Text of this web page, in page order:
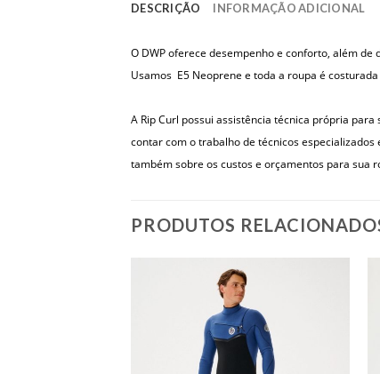
DESCRIÇÃO INFORMAÇÃO ADICIONAL
O DWP oferece desempenho e conforto, além
Usamos E5 Neoprene e toda a roupa é
A Rip Curl possui assistência técnica própria
contar com o trabalho de técnicos
também sobre os custos e orçamentos para sua
PRODUTOS